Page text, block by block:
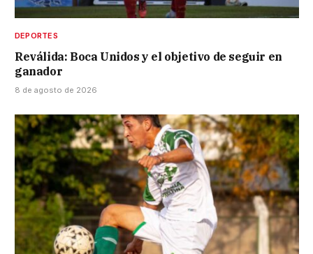
DEPORTES
Reválida: Boca Unidos y el objetivo de seguir en
ganador
8 de agosto de 2026